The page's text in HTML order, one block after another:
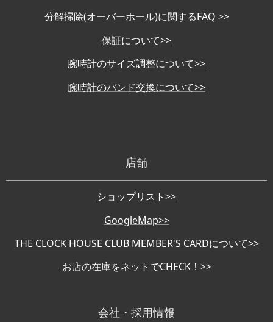
分解掃除(オーバーホール)に関するFAQ >>
保証について>>
腕時計のサイズ調整について>>
腕時計のバンド交換について>>
店舗
ショップリスト>>
GoogleMap>>
THE CLOCK HOUSE CLUB MEMBER'S CARDについて>>
お店の在庫をネットでCHECK！>>
会社・採用情報